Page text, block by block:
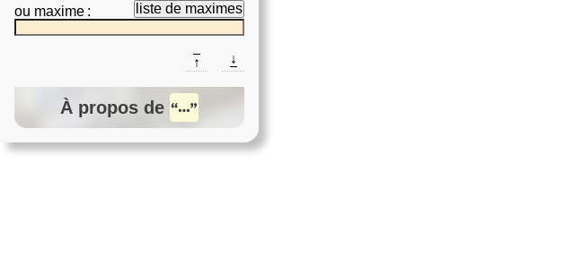
ou maxime : liste de maximes
↓
↑
À propos de